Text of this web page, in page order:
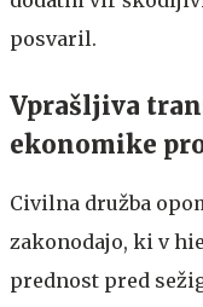
posvaril.
Vprašljiva
ekonomike
Civilna družba
zakonodajo, ki v
prednost pred